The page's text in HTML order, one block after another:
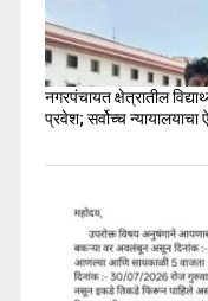
नगरपंचायत क्षेत्रातील
प्रवेश; सर्वोच्च न्यायालयाचा